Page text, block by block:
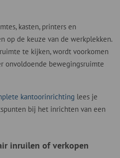
kasten, printers en
op de keuze van de werkplekken.
te kijken, wordt voorkomen
onvoldoende bewegingsruimte
kantoorinrichting lees je
bij het inrichten van een
inruilen of verkopen